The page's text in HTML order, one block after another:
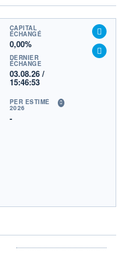
CAPITAL
ÉCHANGÉ
0,00%
DERNIER
ÉCHANGE
03.08.26 /
15:46:53
PER ESTIMÉ
2026
-